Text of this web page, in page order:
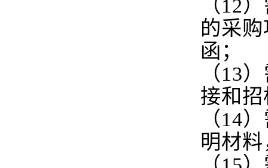
（12
的采
函；
（13
接和
（14
明材